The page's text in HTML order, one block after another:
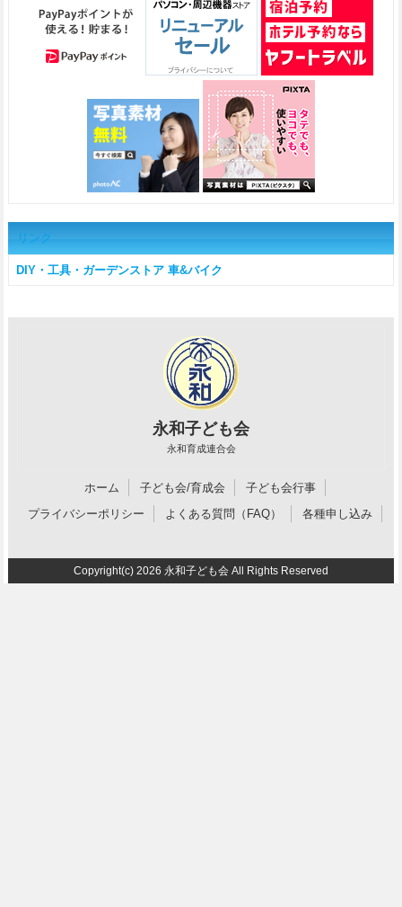
リンク
DIY・工具・ガーデンストア 車&バイク
永和子ども会
永和育成連合会
ホーム 子ども会/育成会
子ども会行事
プライバシーポリシー
よくある質問（FAQ） 各種申し込み
Copyright(c) 2026 永和子ども会 All Rights Reserved